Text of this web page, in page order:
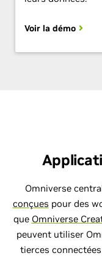
Voir la démo
Omniverse
conçues pour des
que Omniverse
peuvent utiliser
tierces